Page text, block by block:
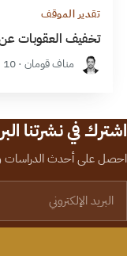
تقدير الموقف
تخفيف العقوبات عن
مناف قومان · 10 دقيقة
اشترك في نشرتنا
احصل على أحدث الدراسات